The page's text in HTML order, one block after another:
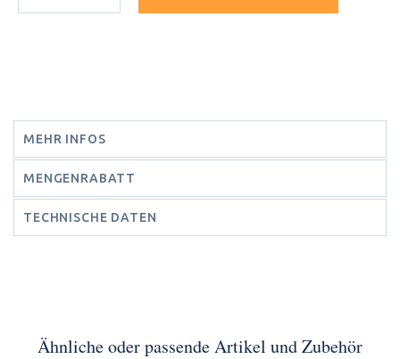
MEHR INFOS
MENGENRABATT
TECHNISCHE DATEN
Ähnliche oder passende Artikel und Zubehör